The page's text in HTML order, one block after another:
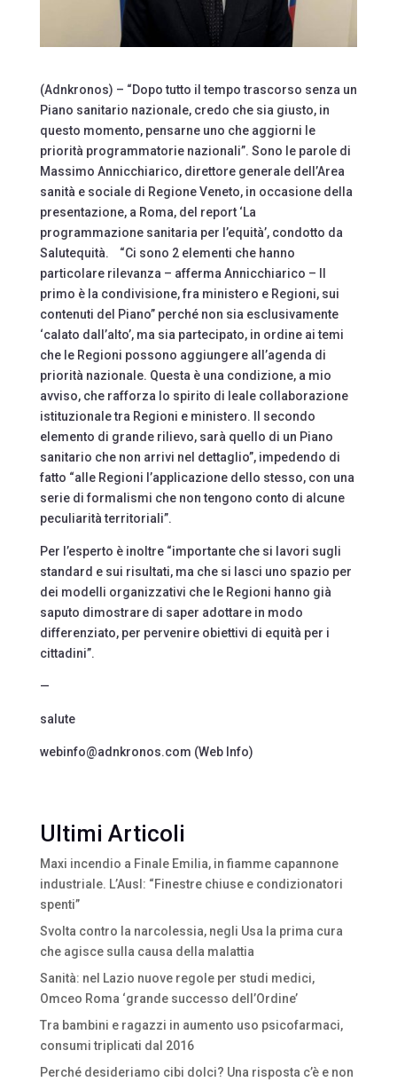
(Adnkronos) – “Dopo tutto il tempo trascorso senza un
Piano sanitario nazionale, credo che sia giusto, in
questo momento, pensarne uno che aggiorni le
priorità programmatorie nazionali”. Sono le parole di
Massimo Annicchiarico, direttore generale dell’Area
sanità e sociale di Regione Veneto, in occasione della
presentazione, a Roma, del report ‘La
programmazione sanitaria per l’equità’, condotto da
Salutequità. “Ci sono 2 elementi che hanno
particolare rilevanza – afferma Annicchiarico – Il
primo è la condivisione, fra ministero e Regioni, sui
contenuti del Piano” perché non sia esclusivamente
‘calato dall’alto’, ma sia partecipato, in ordine ai temi
che le Regioni possono aggiungere all’agenda di
priorità nazionale. Questa è una condizione, a mio
avviso, che rafforza lo spirito di leale collaborazione
istituzionale tra Regioni e ministero. Il secondo
elemento di grande rilievo, sarà quello di un Piano
sanitario che non arrivi nel dettaglio”, impedendo di
fatto “alle Regioni l’applicazione dello stesso, con una
serie di formalismi che non tengono conto di alcune
peculiarità territoriali”.
Per l’esperto è inoltre “importante che si lavori sugli
standard e sui risultati, ma che si lasci uno spazio per
dei modelli organizzativi che le Regioni hanno già
saputo dimostrare di saper adottare in modo
differenziato, per pervenire obiettivi di equità per i
cittadini”.
—
salute
webinfo@adnkronos.com (Web Info)
Ultimi Articoli
Maxi incendio a Finale Emilia, in fiamme capannone
industriale. L’Ausl: “Finestre chiuse e condizionatori
spenti”
Svolta contro la narcolessia, negli Usa la prima cura
che agisce sulla causa della malattia
Sanità: nel Lazio nuove regole per studi medici,
Omceo Roma ‘grande successo dell’Ordine’
Tra bambini e ragazzi in aumento uso psicofarmaci,
consumi triplicati dal 2016
Perché desideriamo cibi dolci? Una risposta c’è e non